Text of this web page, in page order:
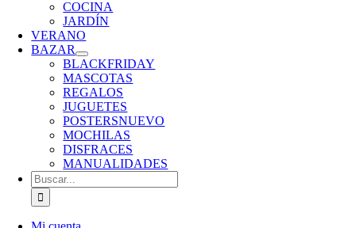
COCINA
JARDÍN
VERANO
BAZAR
BLACKFRIDAY
MASCOTAS
REGALOS
JUGUETES
POSTERSNUEVO
MOCHILAS
DISFRACES
MANUALIDADES
Buscar: